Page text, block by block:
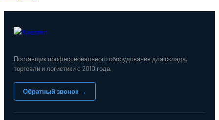
Поставщик профессионального оборудования для склада,
торговли и логистики с 2010 года.
Обратный звонок →